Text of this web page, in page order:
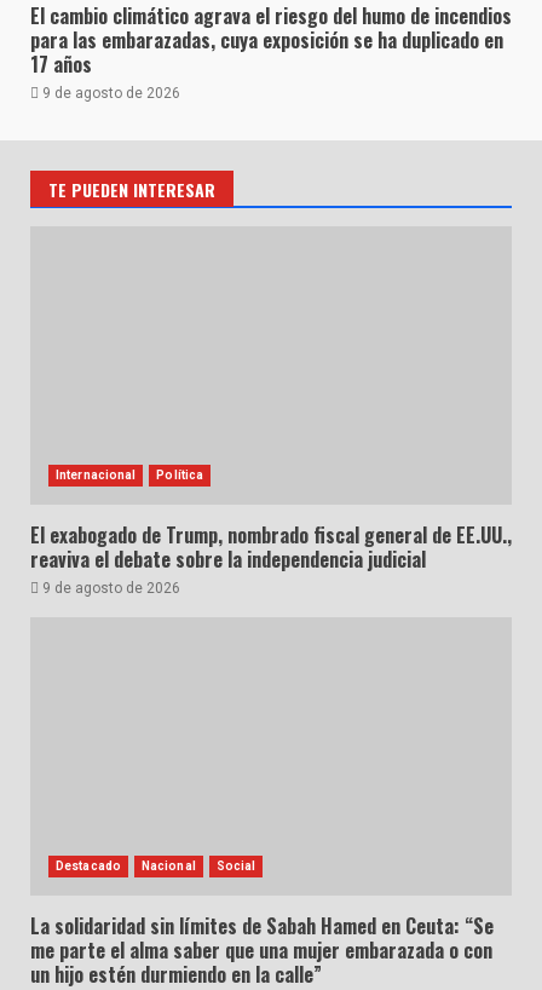
El cambio climático agrava el riesgo del humo de incendios
para las embarazadas, cuya exposición se ha duplicado en
17 años
9 de agosto de 2026
TE PUEDEN INTERESAR
Internacional Política
El exabogado de Trump, nombrado fiscal general de EE.UU.,
reaviva el debate sobre la independencia judicial
9 de agosto de 2026
Destacado Nacional Social
La solidaridad sin límites de Sabah Hamed en Ceuta: “Se
me parte el alma saber que una mujer embarazada o con
un hijo estén durmiendo en la calle”